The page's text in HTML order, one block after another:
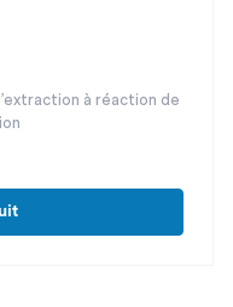
à réaction de